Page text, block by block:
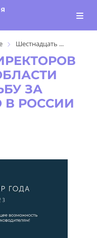
Шестнадцать ...
ЗА
В РОССИИ